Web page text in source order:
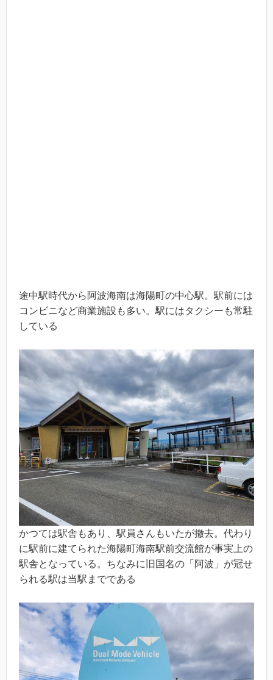
途中駅時代から阿波海南は海陽町の中心駅。駅前には
コンビニなど商業施設も多い。駅にはタクシーも常駐
している
かつては駅舎もあり、駅員さんもいたが撤去。代わり
に駅前に建てられた海陽町海南駅前交流館が事実上の
駅舎となっている。ちなみに旧国名の「阿波」が冠せ
られる駅は当駅までである